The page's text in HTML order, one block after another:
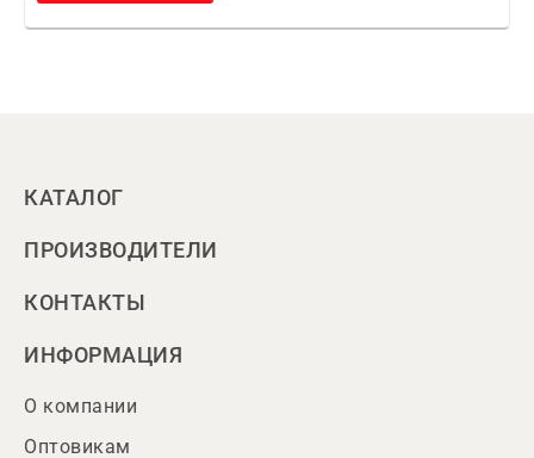
КАТАЛОГ
ПРОИЗВОДИТЕЛИ
КОНТАКТЫ
ИНФОРМАЦИЯ
О компании
Оптовикам